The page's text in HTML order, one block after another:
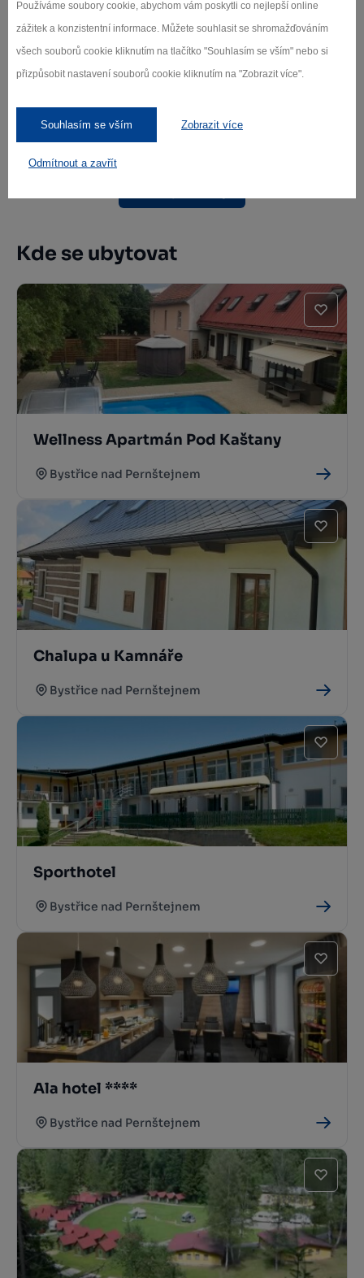
Používáme soubory cookie, abychom vám poskytli co nejlepší online
zážitek a konzistentní informace. Můžete souhlasit se shromažďováním
všech souborů cookie kliknutím na tlačítko "Souhlasím se vším" nebo si
přizpůsobit nastavení souborů cookie kliknutím na "Zobrazit více".
Souhlasím se vším Zobrazit více
Odmítnout a zavřít
Kostel sv. Michaela archanděla ve
Vítochově
Bystřice nad Pernštejnem
Kde se ubytovat
Wellness Apartmán Pod Kaštany
Bystřice nad Pernštejnem
Chalupa u Kamnáře
Bystřice nad Pernštejnem
Sporthotel
Bystřice nad Pernštejnem
Ala hotel ****
Bystřice nad Pernštejnem